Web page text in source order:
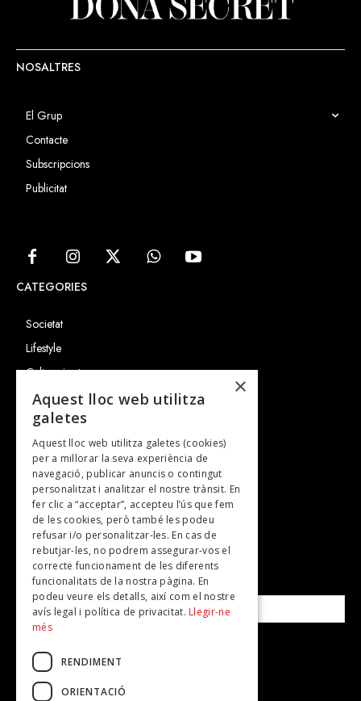
NOSALTRES
El Grup
Contacte
Subscripcions
Publicitat
CATEGORIES
Societat
Lifestyle
Cultura i art
Entrevistes
Gastronomia
TV
Plans per fer
Revistes
SUBSCRIU-TE A LA NOSTRA NEWSLETTER!
Correu electrònic*
Accepto lapolítica de privacitat
×
Aquest lloc web utilitza
galetes
Aquest lloc web utilitza galetes (cookies)
per a millorar la seva experiència de
navegació, publicar anuncis o contingut
personalitzat i analitzar el nostre trànsit. En
fer clic a “acceptar”, accepteu l’ús que fem
de les cookies, però també les podeu
refusar i/o personalitzar-les. En cas de
rebutjar-les, no podrem assegurar-vos el
correcte funcionament de les diferents
funcionalitats de la nostra pàgina. En
podeu veure els detalls, així com el nostre
avís legal i política de privacitat. Llegir-ne
més
RENDIMENT
ORIENTACIÓ